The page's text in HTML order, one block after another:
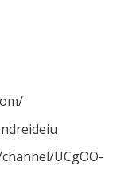
UCgOO-